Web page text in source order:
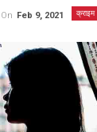
क्राइम
On Feb 9, 2021